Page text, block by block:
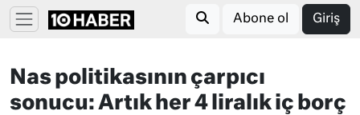
Abone ol Giriş
Nas politikasının çarpıcı
sonucu: Artık her 4 liralık iç borç